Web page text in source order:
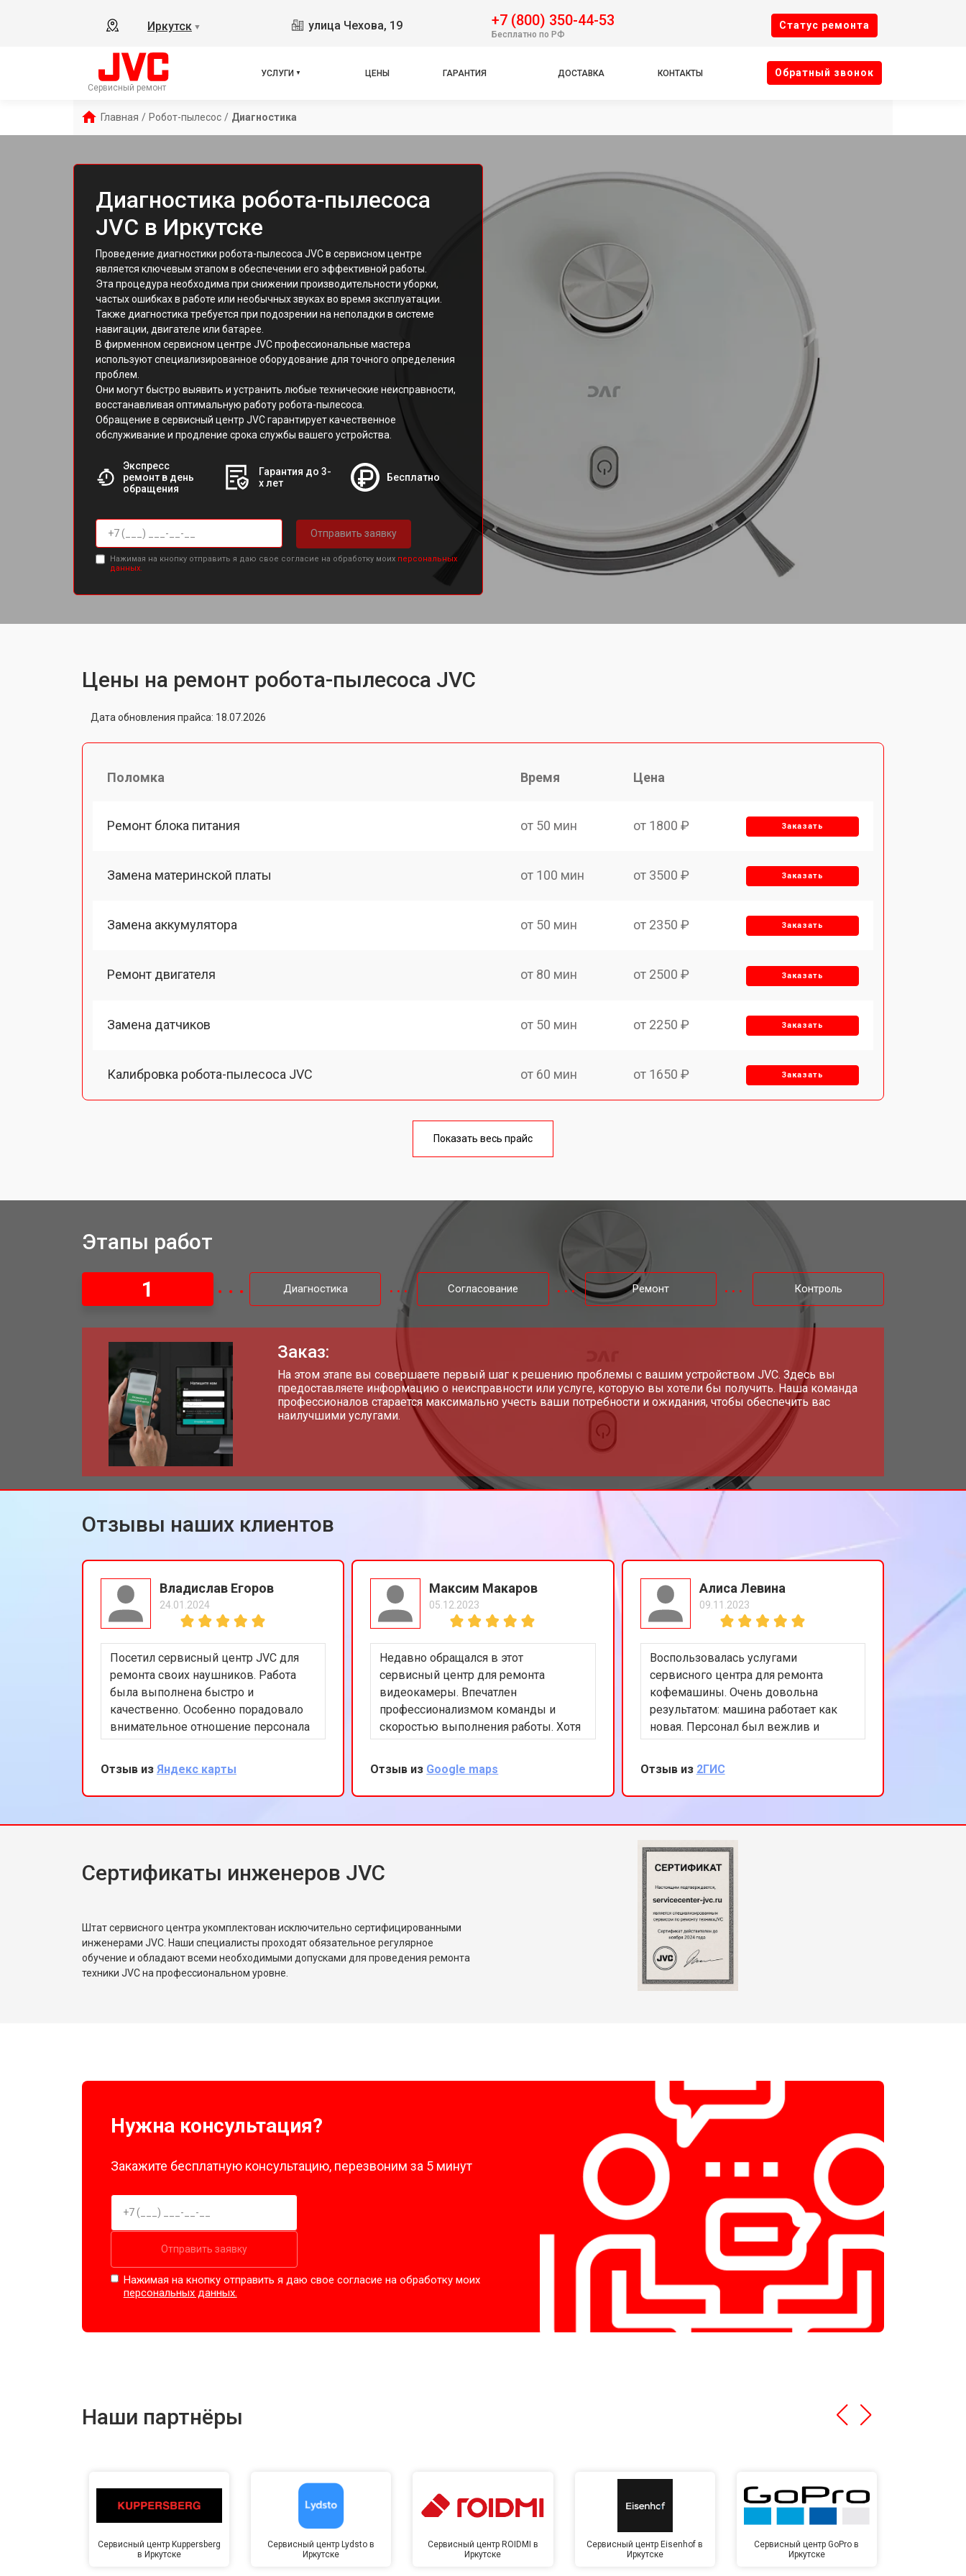
Иркутск ▼ улица Чехова, 19 +7 (800) 350-44-53
Бесплатно по РФ
Cтатус ремонта
Сервисный ремонт
УСЛУГИ ЦЕНЫ ГАРАНТИЯ ДОСТАВКА КОНТАКТЫ Oбратный звонок
Главная / Робот-пылесос / Диагностика
Диагностика робота-пылесоса
JVC в Иркутске
Проведение диагностики робота-пылесоса JVC в сервисном центре
является ключевым этапом в обеспечении его эффективной работы.
Эта процедура необходима при снижении производительности уборки,
частых ошибках в работе или необычных звуках во время эксплуатации.
Также диагностика требуется при подозрении на неполадки в системе
навигации, двигателе или батарее.
В фирменном сервисном центре JVC профессиональные мастера
используют специализированное оборудование для точного определения
проблем.
Они могут быстро выявить и устранить любые технические неисправности,
восстанавливая оптимальную работу робота-пылесоса.
Обращение в сервисный центр JVC гарантирует качественное
обслуживание и продление срока службы вашего устройства.
Экспресс
ремонт в день
обращения
Гарантия до 3-
х лет
Бесплатно
Отправить заявку
Нажимая на кнопку отправить я даю свое согласие на обработку моих персональных
данных.
Цены на ремонт робота-пылесоса JVC
Дата обновления прайса: 18.07.2026
Поломка Время Цена
Ремонт блока питания от 50 мин от 1800 ₽ Заказать
Замена материнской платы от 100 мин от 3500 ₽ Заказать
Замена аккумулятора от 50 мин от 2350 ₽ Заказать
Ремонт двигателя от 80 мин от 2500 ₽ Заказать
Замена датчиков от 50 мин от 2250 ₽ Заказать
Калибровка робота-пылесоса JVC от 60 мин от 1650 ₽ Заказать
от 50 мин
Показать весь прайс
Этапы работ
1
Диагностика Согласование Ремонт Контроль
Заказ:
На этом этапе вы совершаете первый шаг к решению проблемы с вашим устройством JVC. Здесь вы
предоставляете информацию о неисправности или услуге, которую вы хотели бы получить. Наша команда
профессионалов старается максимально учесть ваши потребности и ожидания, чтобы обеспечить вас
наилучшими услугами.
Отзывы наших клиентов
Владислав Егоров
24.01.2024
Посетил сервисный центр JVC для
ремонта своих наушников. Работа
была выполнена быстро и
качественно. Особенно порадовало
внимательное отношение персонала
и разумные цены. Рекомендую этот
сервис всем, кто ищет надежный
ремонт аудиотехники.
Отзыв из Яндекс карты
Максим Макаров
05.12.2023
Недавно обращался в этот
сервисный центр для ремонта
видеокамеры. Впечатлен
профессионализмом команды и
скоростью выполнения работы. Хотя
это и не официальный сервис JVC,
качество услуг на высоком уровне.
Буду рекомендовать друзьям.
Отзыв из Google maps
Алиса Левина
09.11.2023
Воспользовалась услугами
сервисного центра для ремонта
кофемашины. Очень довольна
результатом: машина работает как
новая. Персонал был вежлив и
компетентен, а цены приемлемы.
Спасибо за отличную работу!
Отзыв из 2ГИС
Сертификаты инженеров JVC
Штат сервисного центра укомплектован исключительно сертифицированными
инженерами JVC. Наши специалисты проходят обязательное регулярное
обучение и обладают всеми необходимыми допусками для проведения ремонта
техники JVC на профессиональном уровне.
Нужна консультация?
Закажите бесплатную консультацию, перезвоним за 5 минут
Отправить заявку
Нажимая на кнопку отправить я даю свое согласие на обработку моих
персональных данных.
Наши партнёры
Сервисный центр Kuppersberg
в Иркутске
Сервисный центр Lydsto в
Иркутске
Сервисный центр ROIDMI в
Иркутске
Сервисный центр Eisenhof в
Иркутске
Сервисный центр GoPro в
Иркутске